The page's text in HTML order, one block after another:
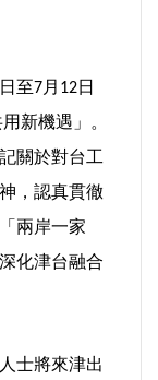
日至7月 12日
新機遇」。
關於對台工
，認真貫徹
兩岸一家
化津台融合
士將來津出